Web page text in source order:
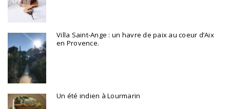
Villa Saint-Ange : un havre de paix au coeur d’Aix
en Provence.
Un été indien à Lourmarin